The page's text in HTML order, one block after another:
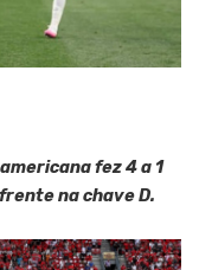
fez 4 a 1
na chave D.